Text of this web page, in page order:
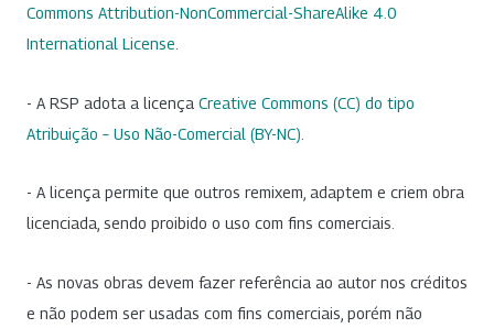
Commons Attribution-NonCommercial-ShareAlike 4.0
International License
- A RSP adota a licença Creative Commons (CC) do tipo
Atribuição – Uso Não-Comercial (BY-NC)
- A licença permite que outros remixem, adaptem e criem obra
licenciada, sendo proibido o uso com fins comerciais.
- As novas obras devem fazer referência ao autor nos créditos
e não podem ser usadas com fins comerciais, porém não